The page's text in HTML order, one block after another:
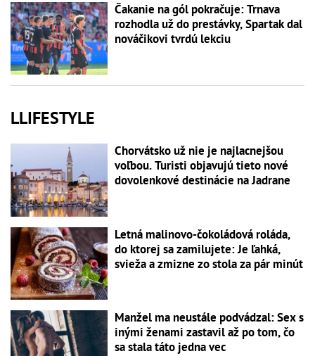
Čakanie na gól pokračuje: Trnava
rozhodla už do prestávky, Spartak dal
nováčikovi tvrdú lekciu
LLIFESTYLE
Chorvátsko už nie je najlacnejšou
voľbou. Turisti objavujú tieto nové
dovolenkové destinácie na Jadrane
Letná malinovo-čokoládová roláda,
do ktorej sa zamilujete: Je ľahká,
svieža a zmizne zo stola za pár minút
Manžel ma neustále podvádzal: Sex s
inými ženami zastavil až po tom, čo
sa stala táto jedna vec